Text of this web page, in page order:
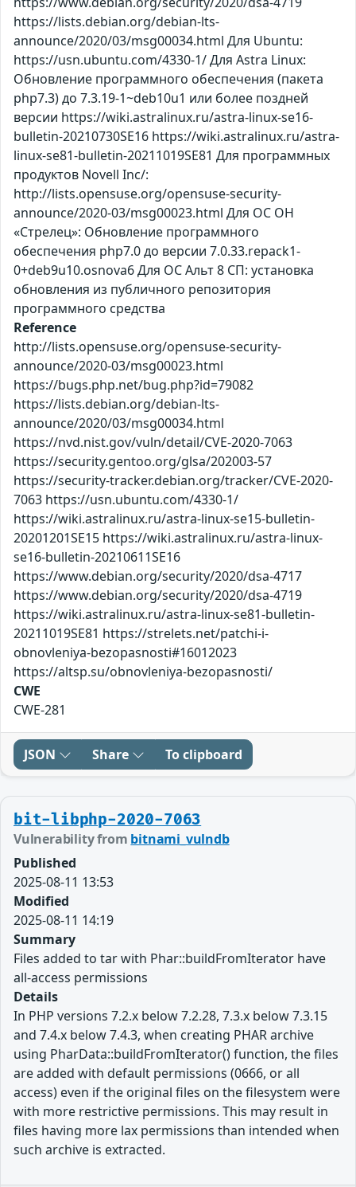
https://lists.debian.org/debian-lts-
announce/2020/03/msg00034.html Для Ubuntu:
https://usn.ubuntu.com/4330-1/ Для Astra Linux:
Обновление программного обеспечения (пакета
php7.3) до 7.3.19-1~deb10u1 или более поздней
версии https://wiki.astralinux.ru/astra-linux-se16-
bulletin-20210730SE16 https://wiki.astralinux.ru/astra-
linux-se81-bulletin-20211019SE81 Для программных
продуктов Novell Inc/:
http://lists.opensuse.org/opensuse-security-
announce/2020-03/msg00023.html Для ОС ОН
«Стрелец»: Обновление программного
обеспечения php7.0 до версии 7.0.33.repack1-
0+deb9u10.osnova6 Для ОС Альт 8 СП: установка
обновления из публичного репозитория
программного средства
Reference
http://lists.opensuse.org/opensuse-security-
announce/2020-03/msg00023.html
https://bugs.php.net/bug.php?id=79082
https://lists.debian.org/debian-lts-
announce/2020/03/msg00034.html
https://nvd.nist.gov/vuln/detail/CVE-2020-7063
https://security.gentoo.org/glsa/202003-57
https://security-tracker.debian.org/tracker/CVE-2020-
7063 https://usn.ubuntu.com/4330-1/
https://wiki.astralinux.ru/astra-linux-se15-bulletin-
20201201SE15 https://wiki.astralinux.ru/astra-linux-
se16-bulletin-20210611SE16
https://www.debian.org/security/2020/dsa-4717
https://www.debian.org/security/2020/dsa-4719
https://wiki.astralinux.ru/astra-linux-se81-bulletin-
20211019SE81 https://strelets.net/patchi-i-
obnovleniya-bezopasnosti#16012023
https://altsp.su/obnovleniya-bezopasnosti/
CWE
CWE-281
JSON Share To clipboard
bit-libphp-2020-7063
Vulnerability from bitnami_vulndb
Published
2025-08-11 13:53
Modified
2025-08-11 14:19
Summary
Files added to tar with Phar::buildFromIterator have
all-access permissions
Details
In PHP versions 7.2.x below 7.2.28, 7.3.x below 7.3.15
and 7.4.x below 7.4.3, when creating PHAR archive
using PharData::buildFromIterator() function, the files
are added with default permissions (0666, or all
access) even if the original files on the filesystem were
with more restrictive permissions. This may result in
files having more lax permissions than intended when
such archive is extracted.